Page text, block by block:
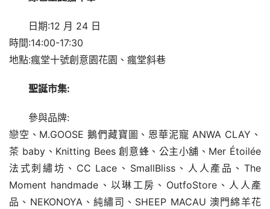
日期:12 月 24 日
時間:14:00-17:30
地點:瘋堂十號創意園花園、瘋堂斜巷
聖誕市集:
參與品牌:
戀空、M.GOOSE 鵝們藏寶圖、恩華泥寵 ANWA CLAY、
茶 baby、Knitting Bees 創意蜂、公主小舖、Mer Étoilée
法式刺繡坊、CC Lace、SmallBliss、人人產品、The
Moment handmade、以琳工房、OutfoStore、人人產
品、NEKONOYA、純繡司、SHEEP MACAU 澳門綿羊花